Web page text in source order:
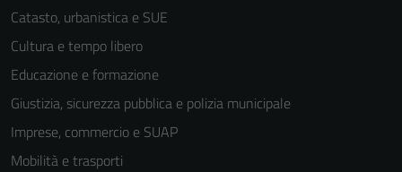
Catasto, urbanistica e SUE
Cultura e tempo libero
Educazione e formazione
Giustizia, sicurezza pubblica e polizia municipale
Imprese, commercio e SUAP
Mobilità e trasporti